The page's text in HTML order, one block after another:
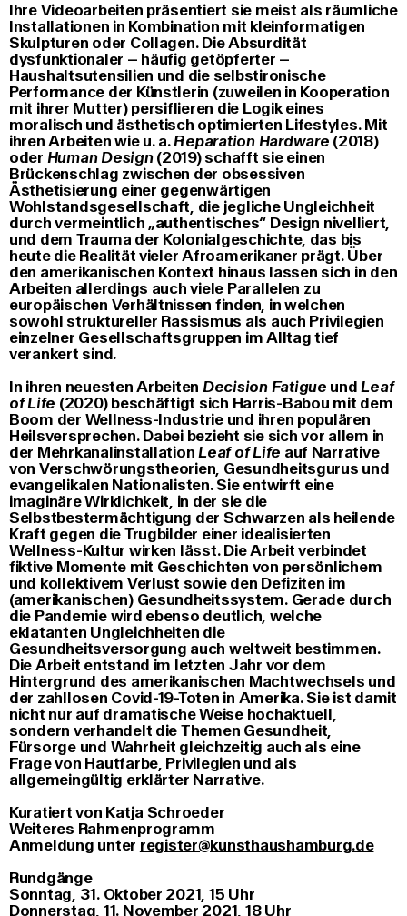
Ihre Videoarbeiten präsentiert sie meist als räumliche
Installationen in Kombination mit kleinformatigen
Skulpturen oder Collagen. Die Absurdität
dysfunktionaler – häufig getöpferter –
Haushaltsutensilien und die selbstironische
Performance der Künstlerin (zuweilen in Kooperation
mit ihrer Mutter) persiflieren die Logik eines
moralisch und ästhetisch optimierten Lifestyles. Mit
ihren Arbeiten wie u. a.Reparation Hardware (2018)
oder Human Design(2019) schafft sie einen
Brückenschlag zwischen der obsessiven
Ästhetisierung einer gegenwärtigen
Wohlstandsgesellschaft, die jegliche Ungleichheit
durch vermeintlich „authentisches“ Design nivelliert,
und dem Trauma der Kolonialgeschichte, das bis
heute die Realität vieler Afroamerikaner prägt. Über
den amerikanischen Kontext hinaus lassen sich in den
Arbeiten allerdings auch viele Parallelen zu
europäischen Verhältnissen finden, in welchen
sowohl struktureller Rassismus als auch Privilegien
einzelner Gesellschaftsgruppen im Alltag tief
verankert sind.
In ihren neuesten Arbeiten Decision Fatigue undLeaf
of Life (2020) beschäftigt sich Harris-Babou mit dem
Boom der Wellness-Industrie und ihren populären
Heilsversprechen. Dabei bezieht sie sich vor allem in
der MehrkanalinstallationLeaf of Life auf Narrative
von Verschwörungstheorien, Gesundheitsgurus und
evangelikalen Nationalisten. Sie entwirft eine
imaginäre Wirklichkeit, in der sie die
Selbstbestermächtigung der Schwarzen als heilende
Kraft gegen die Trugbilder einer idealisierten
Wellness-Kultur wirken lässt. Die Arbeit verbindet
fiktive Momente mit Geschichten von persönlichem
und kollektivem Verlust sowie den Defiziten im
(amerikanischen) Gesundheitssystem. Gerade durch
die Pandemie wird ebenso deutlich, welche
eklatanten Ungleichheiten die
Gesundheitsversorgung auch weltweit bestimmen.
Die Arbeit entstand im letzten Jahr vor dem
Hintergrund des amerikanischen Machtwechsels und
der zahllosen Covid-19-Toten in Amerika. Sie ist damit
nicht nur auf dramatische Weise hochaktuell,
sondern verhandelt die Themen Gesundheit,
Fürsorge und Wahrheit gleichzeitig auch als eine
Frage von Hautfarbe, Privilegien und als
allgemeingültig erklärter Narrative.
Kuratiert von Katja Schroeder
Weiteres Rahmenprogramm
Anmeldung unter register@kunsthaushamburg.de
Rundgänge
Sonntag, 31. Oktober 2021, 15 Uhr
Donnerstag, 11. November 2021, 18 Uhr